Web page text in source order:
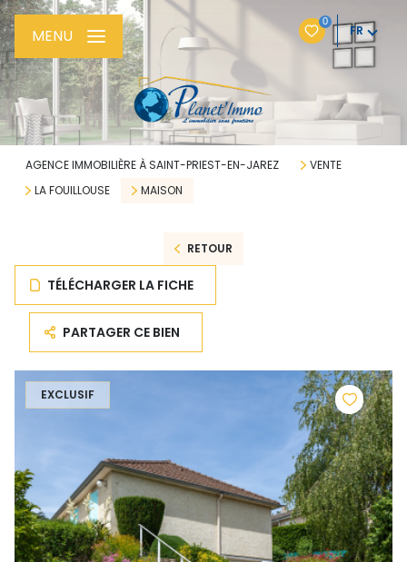
0
FR
MENU
AGENCE IMMOBILIÈRE À SAINT-PRIEST-EN-JAREZ
VENTE
LA FOUILLOUSE
MAISON
RETOUR
TÉLÉCHARGER LA FICHE
PARTAGER CE BIEN
EXCLUSIF